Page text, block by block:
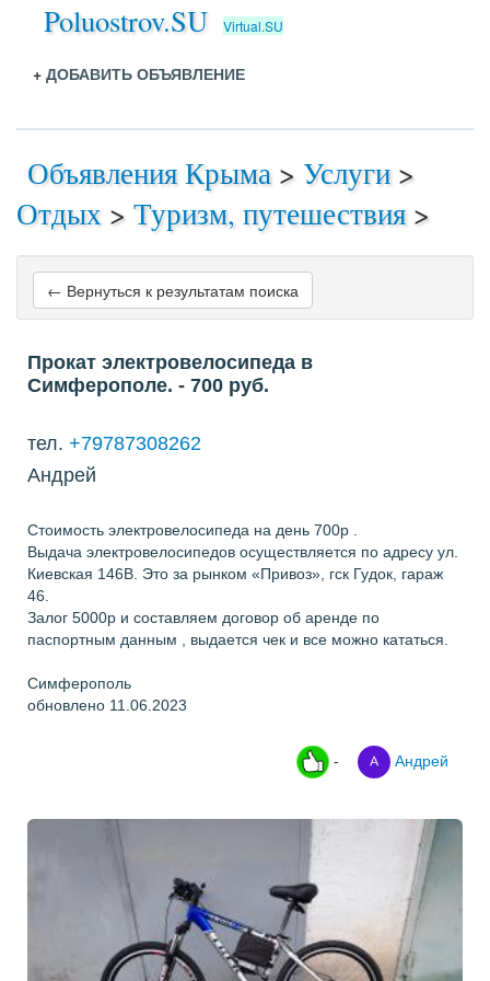
Poluostrov.SU Virtual.SU
+ ДОБАВИТЬ ОБЪЯВЛЕНИЕ
Объявления Крыма > Услуги >
Отдых > Туризм, путешествия >
← Вернуться к результатам поиска
Прокат электровелосипеда в
Симферополе. - 700 руб.
тел. +79787308262
Андрей
Стоимость электровелосипеда на день 700р .
Выдача электровелосипедов осуществляется по адресу ул.
Киевская 146В. Это за рынком «Привоз», гск Гудок, гараж
46.
Залог 5000р и составляем договор об аренде по
паспортным данным , выдается чек и все можно кататься.
Симферополь
обновлено 11.06.2023
- Андрей